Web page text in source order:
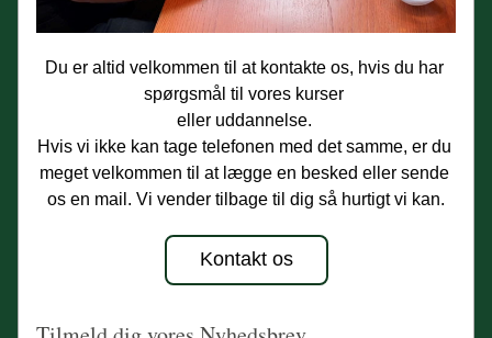
Du er altid velkommen til at kontakte os, hvis du har
spørgsmål til vores kurser
eller uddannelse.
Hvis vi ikke kan tage telefonen med det samme, er du
meget velkommen til at lægge en besked eller sende
os en mail. Vi vender tilbage til dig så hurtigt vi kan.
Kontakt os